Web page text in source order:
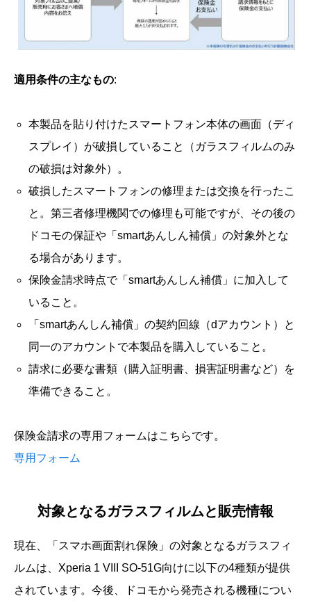
適用条件の主なもの:
本製品を貼り付けたスマートフォン本体の画面（ディ
スプレイ）が破損していること（ガラスフィルムのみ
の破損は対象外）。
破損したスマートフォンの修理または交換を行ったこ
と。第三者修理機関での修理も可能ですが、その後の
ドコモの保証や「smartあんしん補償」の対象外とな
る場合があります。
保険金請求時点で「smartあんしん補償」に加入して
いること。
「smartあんしん補償」の契約回線（dアカウント）と
同一のアカウントで本製品を購入していること。
請求に必要な書類（購入証明書、損害証明書など）を
準備できること。
保険金請求の専用フォームはこちらです。
専用フォーム
対象となるガラスフィルムと販売情報
現在、「スマホ画面割れ保険」の対象となるガラスフィ
ルムは、Xperia 1 VIII SO-51G向けに以下の4種類が提供
されています。今後、ドコモから発売される機種につい